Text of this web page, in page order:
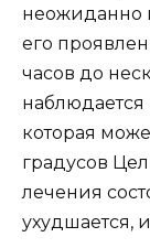
неожиданно
его
часов до
наблюдается
которая
градусов
лечения
ухудшается,